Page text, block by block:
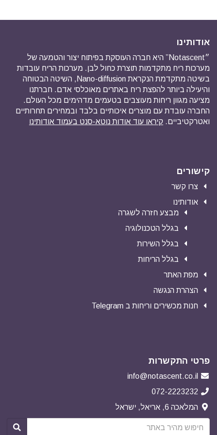
אודותינו
״Notascent” היא חברה העוסקת בפיתוח יצור והטמעה של
מערכות ריח מתקדמות תוצרת כחול לבן. מערכות הריח עובדות
בשיטה מתקדמת הנקראת Nano-diffusion, השיטה הבטוחה
והיעילה ביותר להפצת ריח באתרים מאוכלסי אדם. חברתנו
מציעה מגוון ריחות מעוצבים בטעמים מדהימים מכל העולם.
החברה עובדת עם מוצרים איכותיים בלבד ובמחירים תחרותיים
ואטרקטיביים. קיראו עוד אודות נוטא-סנט בעמוד אודותינו
קישורים
צרו קשר
אודותינו
מבצע חזרה לשגרה
בגלל הטכנולוגיה
בגלל השירות
בגלל הריחות
מפת האתר
הצהרת הנגשה
חנות מכשירים וריחות ב Telegram
פרטי התקשרות
info@notascent.co.il
072-2223232
המלאכה 6, אריאל, ישראל